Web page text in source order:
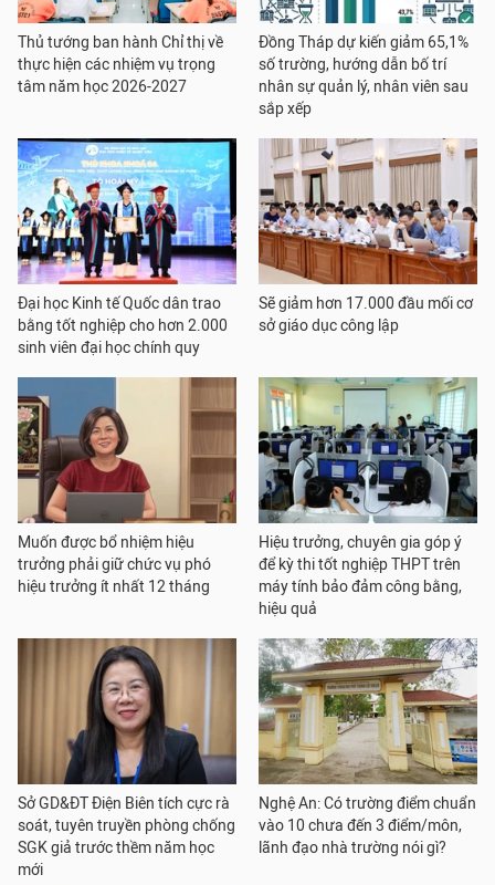
Thủ tướng ban hành Chỉ thị về
thực hiện các nhiệm vụ trọng
tâm năm học 2026-2027
Đồng Tháp dự kiến giảm 65,1%
số trường, hướng dẫn bố trí
nhân sự quản lý, nhân viên sau
sắp xếp
Đại học Kinh tế Quốc dân trao
bằng tốt nghiệp cho hơn 2.000
sinh viên đại học chính quy
Sẽ giảm hơn 17.000 đầu mối cơ
sở giáo dục công lập
Muốn được bổ nhiệm hiệu
trưởng phải giữ chức vụ phó
hiệu trưởng ít nhất 12 tháng
Hiệu trưởng, chuyên gia góp ý
để kỳ thi tốt nghiệp THPT trên
máy tính bảo đảm công bằng,
hiệu quả
Sở GD&ĐT Điện Biên tích cực rà
soát, tuyên truyền phòng chống
SGK giả trước thềm năm học
mới
Nghệ An: Có trường điểm chuẩn
vào 10 chưa đến 3 điểm/môn,
lãnh đạo nhà trường nói gì?